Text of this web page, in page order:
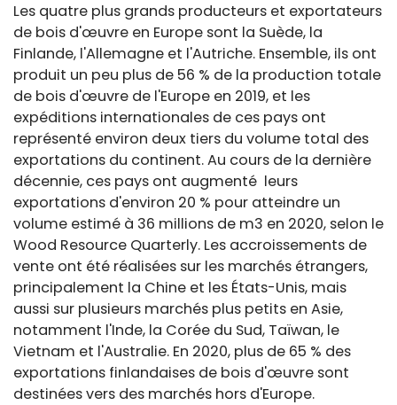
Les quatre plus grands producteurs et exportateurs
de bois d'œuvre en Europe sont la Suède, la
Finlande, l'Allemagne et l'Autriche. Ensemble, ils ont
produit un peu plus de 56 % de la production totale
de bois d'œuvre de l'Europe en 2019, et les
expéditions internationales de ces pays ont
représenté environ deux tiers du volume total des
exportations du continent. Au cours de la dernière
décennie, ces pays ont augmenté leurs
exportations d'environ 20 % pour atteindre un
volume estimé à 36 millions de m3 en 2020, selon le
Wood Resource Quarterly. Les accroissements de
vente ont été réalisées sur les marchés étrangers,
principalement la Chine et les États-Unis, mais
aussi sur plusieurs marchés plus petits en Asie,
notamment l'Inde, la Corée du Sud, Taïwan, le
Vietnam et l'Australie. En 2020, plus de 65 % des
exportations finlandaises de bois d'œuvre sont
destinées vers des marchés hors d'Europe.